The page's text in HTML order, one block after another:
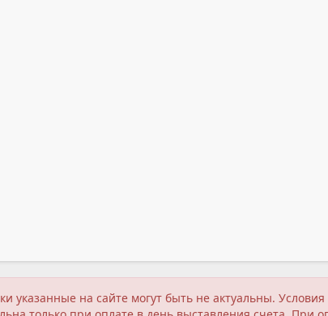
указанные на сайте могут быть не актуальны.